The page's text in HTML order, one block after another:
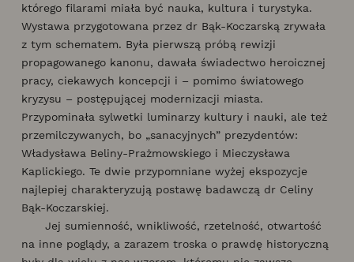
którego filarami miała być nauka, kultura i turystyka.
Wystawa przygotowana przez dr Bąk-Koczarską zrywała
z tym schematem. Była pierwszą próbą rewizji
propagowanego kanonu, dawała świadectwo heroicznej
pracy, ciekawych koncepcji i – pomimo światowego
kryzysu – postępującej modernizacji miasta.
Przypominała sylwetki luminarzy kultury i nauki, ale też
przemilczywanych, bo „sanacyjnych” prezydentów:
Władysława Beliny-Prażmowskiego i Mieczysława
Kaplickiego. Te dwie przypomniane wyżej ekspozycje
najlepiej charakteryzują postawę badawczą dr Celiny
Bąk-Koczarskiej.
Jej sumienność, wnikliwość, rzetelność, otwartość
na inne poglądy, a zarazem troska o prawdę historyczną